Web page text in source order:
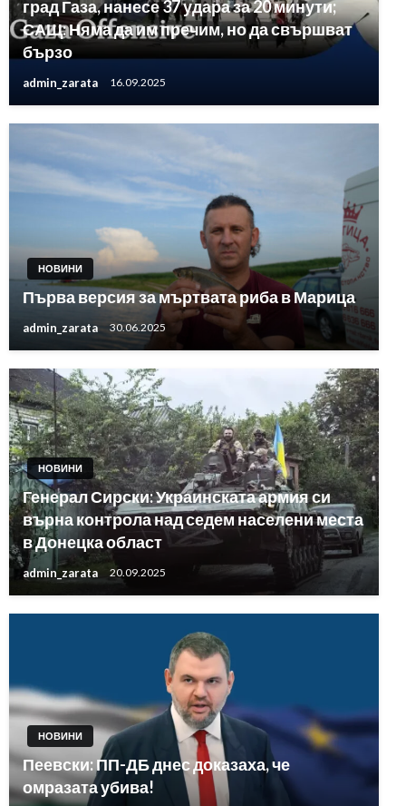
град Газа, нанесе 37 удара за 20 минути;
САЩ: Няма да им пречим, но да свършват
бързо
admin_zarata 16.09.2025
НОВИНИ
Първа версия за мъртвата риба в Марица
admin_zarata 30.06.2025
НОВИНИ
Генерал Сирски: Украинската армия си
върна контрола над седем населени места
в Донецка област
admin_zarata 20.09.2025
НОВИНИ
Пеевски: ПП-ДБ днес доказаха, че
омразата убива!